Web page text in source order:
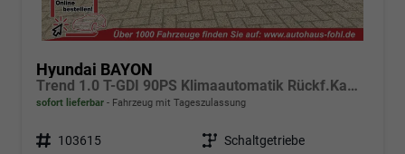
Hyundai BAYON
Trend 1.0 T-GDI 90PS Klimaautomatik Rückf.Kamera Parksensoren Sitzheizung Lenkradheizung Bluetooth Touchscreen Tempomat Apple CarPlay + Android Auto 16"LM
sofort lieferbar Fahrzeug mit Tageszulassung
Fahrzeugnr. 103615 Getriebe Schaltgetriebe